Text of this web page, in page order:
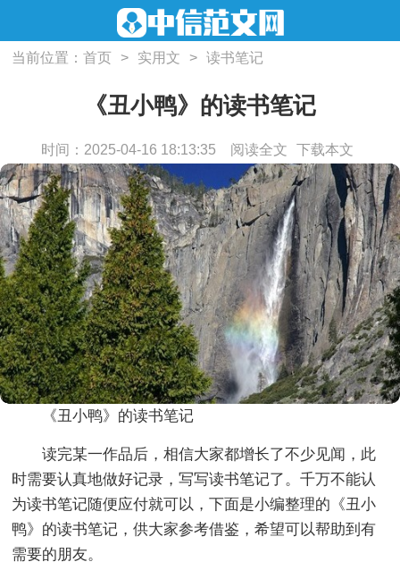
当前位置：首页 > 实用文 > 读书笔记
《丑小鸭》的读书笔记
时间：2025-04-16 18:13:35 阅读全文 下载本文
《丑小鸭》的读书笔记
读完某一作品后，相信大家都增长了不少见闻，此
时需要认真地做好记录，写写读书笔记了。千万不能认
为读书笔记随便应付就可以，下面是小编整理的《丑小
鸭》的读书笔记，供大家参考借鉴，希望可以帮助到有
需要的朋友。